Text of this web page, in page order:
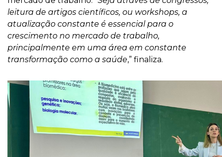
leitura de artigos científicos, ou workshops, a
atualização constante é essencial para o
crescimento no mercado de trabalho,
principalmente em uma área em constante
transformação como a saúde,” finaliza.